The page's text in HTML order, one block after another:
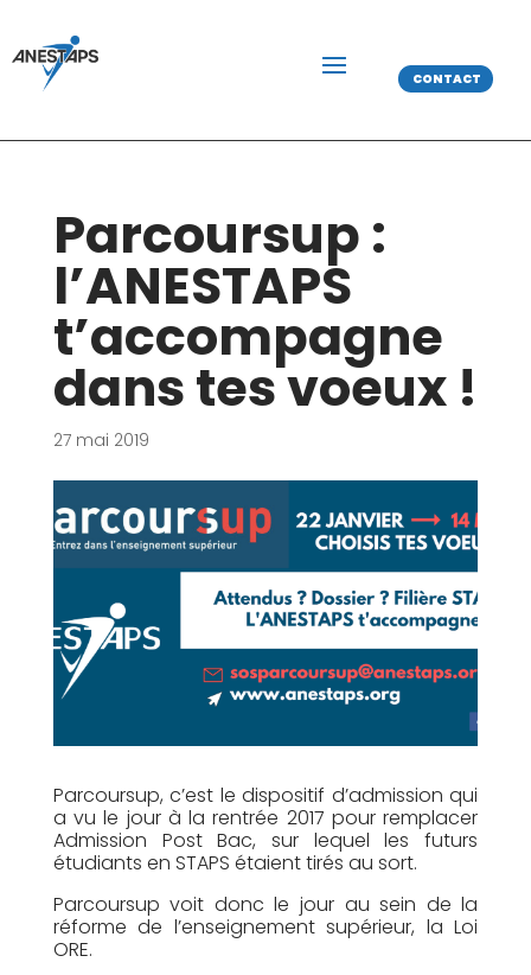
CONTACT
Parcoursup :
l’ANESTAPS
t’accompagne
dans tes voeux !
27 mai 2019
Parcoursup, c’est le dispositif d’admission qui
a vu le jour à la rentrée 2017 pour remplacer
Admission Post Bac, sur lequel les futurs
étudiants en STAPS étaient tirés au sort.
Parcoursup voit donc le jour au sein de la
réforme de l’enseignement supérieur, la Loi
ORE.